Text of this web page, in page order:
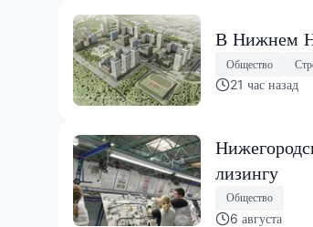
В Нижнем
Общество
21 час назад
лизингу
Общество
6 августа